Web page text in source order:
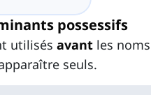
possessifs
utilisés avant les
seuls.